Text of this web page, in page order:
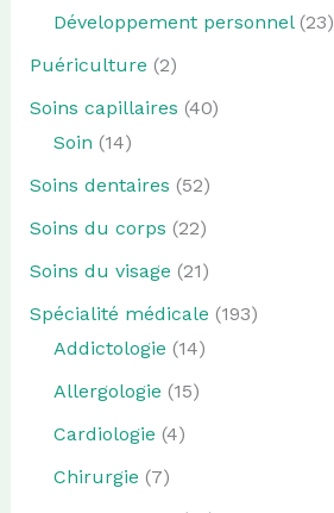
Développement personnel(23)
Puériculture (2)
Soins capillaires (40)
Soin (14)
Soins dentaires (52)
Soins du corps (22)
Soins du visage (21)
Spécialité médicale (193)
Addictologie (14)
Allergologie (15)
Cardiologie (4)
Chirurgie (7)